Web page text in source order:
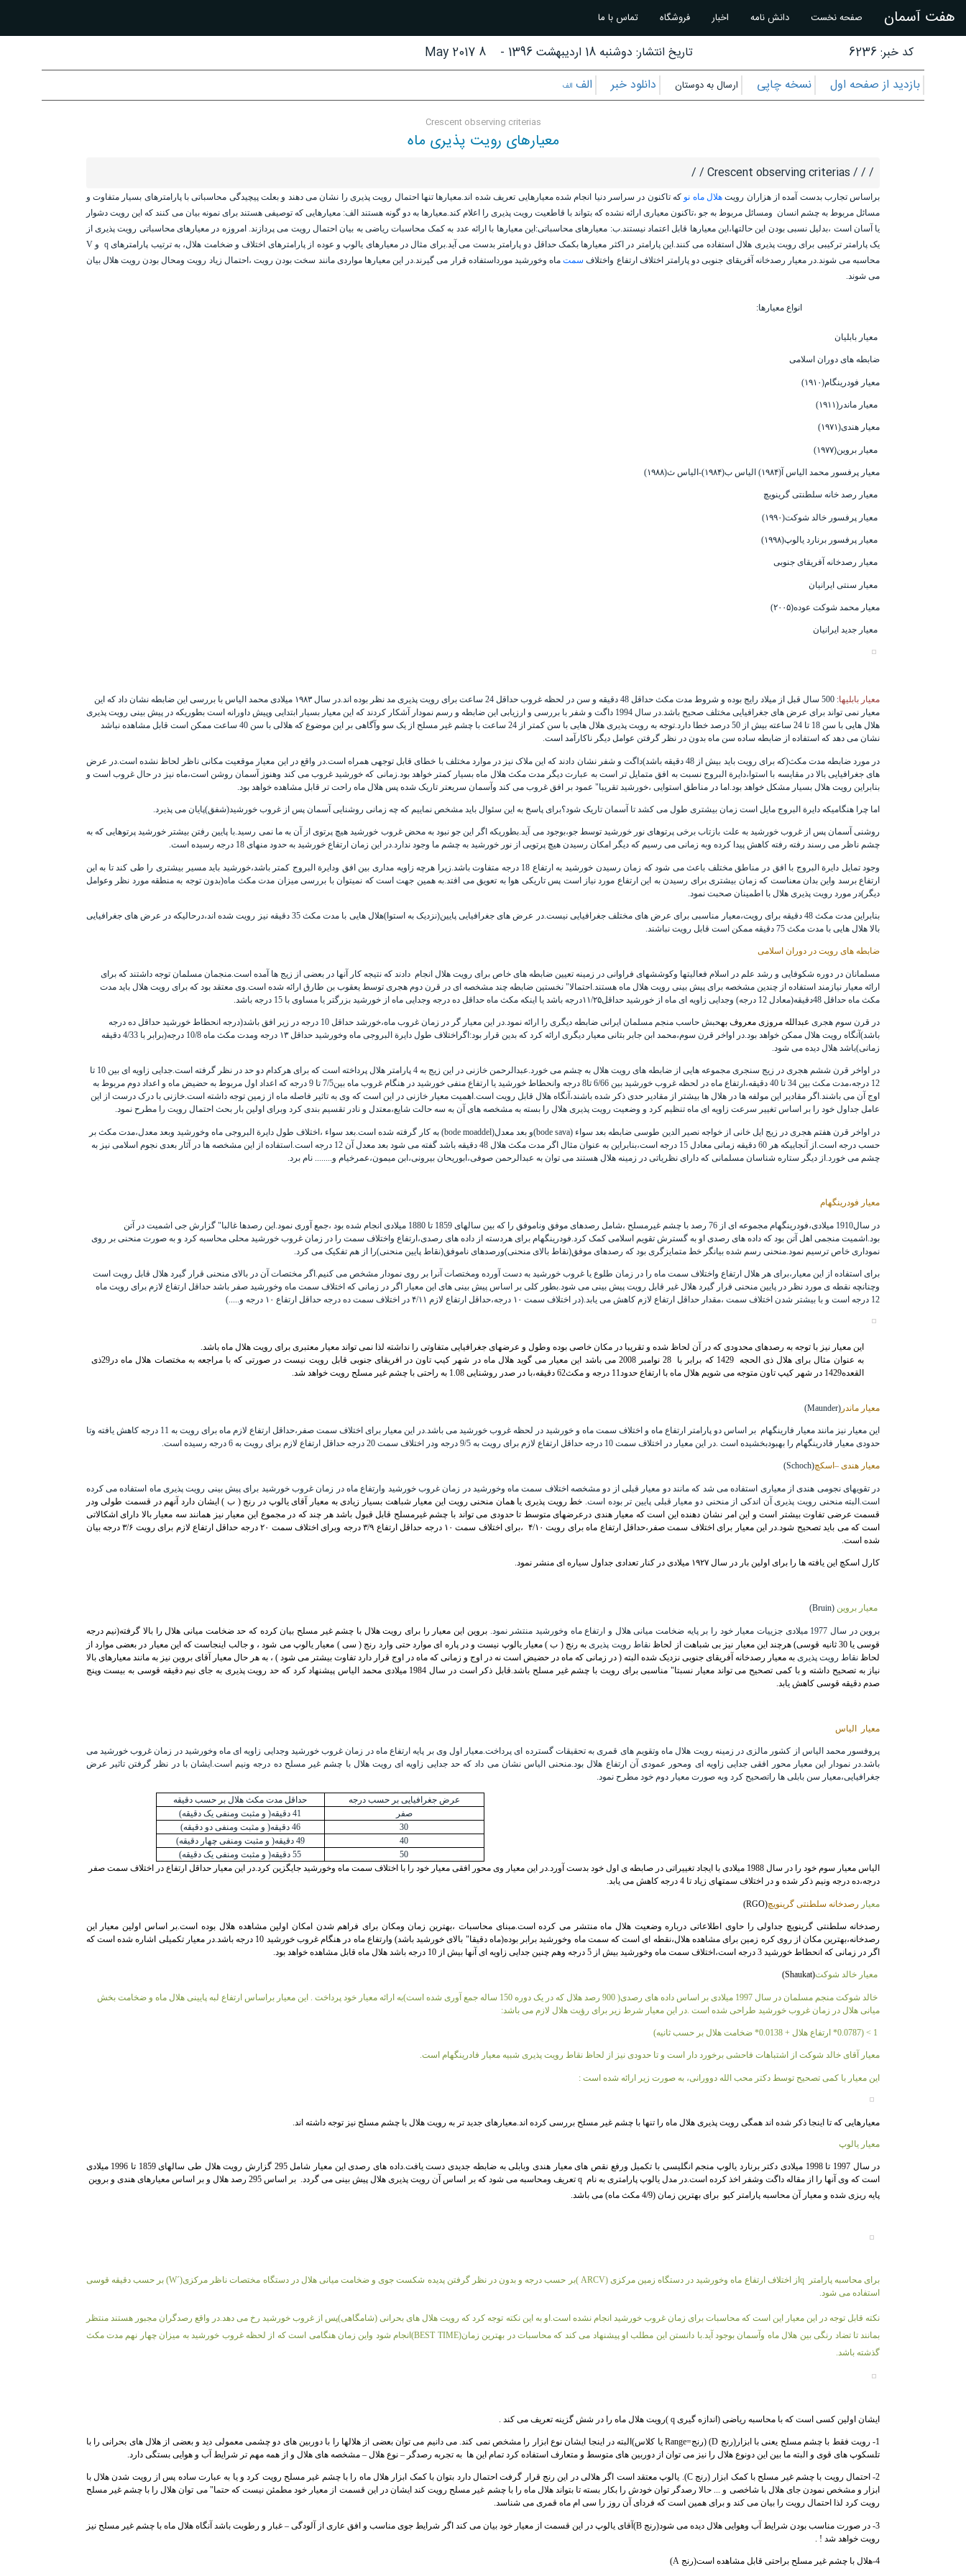
هفت آسمان صفحه نخست دانش نامه اخبار فروشگاه تماس با ما
کد خبر: 6236 تاریخ انتشار: دوشنبه 18 اردیبهشت 1396 -
8 May 2017
بازدید از صفحه اول
نسخه چاپی ارسال به دوستان دانلود خبر الف الف
Crescent observing criterias
معیارهای رویت پذیری ماه
/ / / Crescent observing criterias / /
براساس تجارب بدست آمده از هزاران رویت هلال ماه نو که تاکنون در سراسر دنیا انجام شده معیارهایی تعریف شده اند.معیارها تنها احتمال رویت پذیری را نشان می دهند و بعلت پیچیدگی محاسباتی با پارامترهای بسیار متفاوت و
مسائل مربوط به چشم انسان ومسائل مربوط به جو ،تاکنون معیاری ارائه نشده که بتواند با قاطعیت رویت پذیری را اعلام کند.معیارها به دو گونه هستند الف: معیارهایی که توصیفی هستند برای نمونه بیان می کنند که این رویت دشوار
یا آسان است ،بدلیل نسبی بودن این حالتها،این معیارها قابل اعتماد نیستند.ب: معیارهای محاسباتی:این معیارها با ارائه عدد به کمک محاسبات ریاضی به بیان احتمال رویت می پردازند. امروزه در معیارهای محاسباتی رویت پذیری از
یک پارامتر ترکیبی برای رویت پذیری هلال استفاده می کنند.این پارامتر در اکثر معیارها بکمک حداقل دو پارامتر بدست می آید.برای مثال در معیارهای یالوپو عوده
از پارامترهای اختلاف و ضخامت هلال، به ترتیب پارامترهای q و V
محاسبه می شوند.در معیار رصدخانه آفریقای جنوبی دو پارامتر اختلاف ارتفاع واختلاف سمتماه وخورشید مورداستفاده قرار می گیرند.در این معیارها مواردی مانند سخت بودن رویت ،احتمال زیاد رویت ومحال بودن رویت هلال بیان
می شوند.
انواع معیارها:
معیار بابلیان
ضابطه های دوران اسلامی
معیار فودرینگام(۱۹۱۰)
معیار ماندر(۱۹۱۱)
معیار هندی(۱۹۷۱)
معیار بروین(۱۹۷۷)
معیار پرفسور محمد الیاس آ(۱۹۸۴) الیاس ب(۱۹۸۴)-الیاس ث(۱۹۸۸)
معیار رصد خانه سلطنتی گرینویچ
معیار پرفسور خالد شوکت(۱۹۹۰)
معیار پرفسور برنارد یالوپ(۱۹۹۸)
معیار رصدخانه آفریقای جنوبی
معیار سنتی ایرانیان
معیار محمد شوکت عوده(۲۰۰۵)
معیار جدید ایرانیان
معیار بابلیها: 500 سال قبل از میلاد رایج بوده و شروط مدت مکث حداقل 48 دقیقه و سن در لحظه غروب حداقل 24 ساعت برای رویت پذیری مد نظر بوده اند.در سال ۱۹۸۳ میلادی محمد الیاسبا بررسی این ضابطه نشان داد که این
معیار نمی تواند برای عرض های جغرافیایی مختلف صحیح باشد.در سال 1994
داگتو شفر با بررسی و ارزیابی این ضابطه و رسم نمودار آشکار کردند که این معیار بسیار ابتدایی وپیش داورانه است بطوریکه در پیش بینی رویت پذیری
هلال هایی با سن 18 تا 24 ساعته بیش از 50 درصد خطا دارد.توجه به رویت پذیری هلال هایی با سن کمتر از 24 ساعت با چشم غیر مسلح از یک سو وآگاهی بر این موضوع که هلالی با سن 40 ساعت ممکن است قابل مشاهده نباشد
نشان می دهد که استفاده از ضابطه ساده سن ماه بدون در نظر گرفتن عوامل دیگر ناکارآمد است.
در مورد ضابطه مدت مکث(که برای رویت باید بیش از 48 دقیقه باشد) داگت و شفر نشان دادند که این ملاک نیز در موارد مختلف با خطای قابل توجهی همراه است.در واقع در این معیار موقعیت مکانی ناظر لحاظ نشده است.در عرض
های جغرافیایی بالا در مقایسه با استوا،دایرة البروج نسبت به افق متمایل تر است به عبارت دیگر مدت مکث هلال ماه بسیار کمتر خواهد بود.زمانی که خورشید غروب می کند وهنوز آسمان روشن است،ماه نیز در حال غروب است و
بنابراین رویت هلال بسیار مشکل خواهد بود.اما در مناطق استوایی ،خورشید تقریبا" عمود بر افق غروب می کند وآسمان سریعتر تاریک شده پس هلال ماه راحت تر قابل مشاهده خواهد بود.
اما چرا هنگامیکه دایرة البروج مایل است زمان بیشتری طول می کشد تا آسمان تاریک شود؟برای پاسخ به این سئوال باید مشخص نماییم که چه زمانی روشنایی آسمان پس از غروب خورشید(شفق)پایان می پذیرد.
روشنی آسمان پس از غروب خورشید به علت بازتاب برخی پرتوهای نور خورشید توسط جو،بوجود می آید.بطوریکه اگر این جو نبود به محض غروب خورشید هیچ پرتوی از آن به ما نمی رسید.با پایین رفتن بیشتر خورشید پرتوهایی که به
چشم ناظر می رسند رفته رفته کاهش پیدا کرده وبه زمانی می رسیم که دیگر امکان رسیدن هیچ پرتویی از نور خورشید به چشم ما وجود ندارد.در این زمان ارتفاع خورشید به حدود منهای 18 درجه رسیده است.
وجود تمایل دایرة البروج با افق در مناطق مختلف باعث می شود که زمان رسیدن خورشید به ارتفاع 18 درجه متفاوت باشد.زیرا هرچه زاویه مداری بین افق ودایرة البروج کمتر باشد،خورشید باید مسیر بیشتری را طی کند تا به این
ارتفاع برسد واین بدان معناست که زمان بیشتری برای رسیدن به این ارتفاع مورد نیاز است پس تاریکی هوا به تعویق می افتد.به همین جهت است که نمیتوان با بررسی میزان مدت مکث ماه(بدون توجه به منطقه مورد نظر وعوامل
دیگر)در مورد رویت پذیری هلال با اطمینان صحبت نمود.
بنابراین مدت مکث 48 دقیقه برای رویت،معیار مناسبی برای عرض های مختلف جغرافیایی نیست.در عرض های جغرافیایی پایین(نزدیک به استوا)هلال هایی با مدت مکث 35 دقیقه نیز رویت شده اند،درحالیکه در عرض های جغرافیایی
بالا هلال هایی با مدت مکث 75 دقیقه ممکن است قابل رویت نباشند.
ضابطه های رویت در دوران اسلامی
مسلمانان در دوره شکوفایی و رشد علم در اسلام فعالیتها وکوششهای فراوانی در زمینه تعیین ضابطه های خاص برای رویت هلال انجام دادند که نتیجه کار آنها در بعضی از زیج ها آمده است.منجمان مسلمان توجه داشتند که برای
ارائه معیار نیازمند استفاده از چندین مشخصه برای پیش بینی رویت هلال ماه هستند.احتمالا" نخستین ضابطه چند مشخصه ای در قرن دوم هجری توسط یعقوب بن طارقارائه شده است.وی معتقد بود که برای رویت هلال باید مدت
مکث ماه حداقل 48دقیقه(معادل 12 درجه) وجدایی زاویه ای ماه از خورشید حداقل۱۱/۲۵درجه باشد یا اینکه مکث ماه حداقل ده درجه وجدایی ماه از خورشید بزرگتر یا مساوی با 15 درجه باشد.
در قرن سوم هجری عبدالله مروزی معروف بهحبش حاسب
منجم مسلمان ایرانی ضابطه دیگری را ارائه نمود.در این معیار گر در زمان غروب ماه،خورشد حداقل 10 درجه در زیر افق باشد(درجه انحطاط خورشید حداقل ده درجه
باشد)آنگاه رویت هلال ممکن خواهد بود.در اواخر قرن سوم،محمد ابن جابر بتانی
معیار دیگری ارائه کرد که بدین قرار بود:اگراختلاف طول دایرة البروجی ماه وخورشید حداقل ۱۳ درجه ومدت مکث ماه 10/8 درجه(برابر با 4/33 دقیقه
زمانی)باشد هلال دیده می شود.
در اواخر قرن ششم هجری در زیج سنجری مجموعه هایی از ضابطه های رویت هلال به چشم می خورد.عبدالرحمن خازنی
در این زیج به 4 پارامتر هلال پرداخته است که برای هرکدام دو حد در نظر گرفته است.جدایی زاویه ای بین 10 تا
12 درجه،مدت مکث بین 34 تا 40 دقیقه،ارتفاع ماه در لحظه غروب خورشید بین 6/66 تا8 درجه وانحطاط خورشید یا ارتفاع منفی خورشید در هنگام غروب ماه بین7/5 تا 9 درجه که اعداد اول مربوط به حضیض ماه و اعداد دوم مربوط به
اوج آن می باشند.اگر مقادیر این مولفه ها در هلال ها بیشتر از مقادیر حدی ذکر شده باشند،آنگاه هلال قابل رویت است.اهمیت معیار خازنی در این است که وی به تاثیر فاصله ماه از زمین توجه داشته است.خازنی با درک درست از این
عامل جداول خود را بر اساس تغییر سرعت زاویه ای ماه تنظیم کرد و وضعیت رویت پذیری هلال را بسته به مشخصه های آن به سه حالت شایع،معتدل و نادر تقسیم بندی کرد وبرای اولین بار بحث احتمال رویت را مطرح نمود.
در اواخر قرن هفتم هجری در زیج ایل خانی از خواجه نصیر الدین طوسیضابطه بعد سواء (bode sava)و بعد معدل(bode moaddel) به کار گرفته شده است.بعد سواء ،اختلاف طول دایرة البروجی ماه وخورشید وبعد معدل،مدت مکث بر
حسب درجه است.از آنجاییکه هر 60 دقیقه زمانی معادل 15 درجه است،بنابراین به عنوان مثال اگر مدت مکث هلال 48 دقیقه باشد گفته می شود بعد معدل آن 12 درجه است.استفاده از این مشخصه ها در آثار بعدی نجوم اسلامی نیز به
چشم می خورد.از دیگر ستاره شناسان مسلمانی که دارای نظریاتی در زمینه هلال هستند می توان به عبدالرحمن صوفی،ابوریحان بیرونی،ابن میمون،عمرخیام و........ نام برد.
معیار فودرینگهام
در سال1910 میلادی،فودرینگهام مجموعه ای از 76 رصد با چشم غیرمسلح ،شامل رصدهای موفق وناموفق را که بین سالهای 1859 تا 1880 میلادی انجام شده بود ،جمع آوری نمود.این رصدها غالبا" گزارش جی اشمیت در آتن
بود.اشمیت منجمی اهل آتن بود که داده های رصدی او به گسترش تقویم اسلامی کمک کرد.فودرینگهام برای هردسته از داده های رصدی،ارتفاع واختلاف سمت را در زمان غروب خورشید محلی محاسبه کرد و به صورت منحنی بر روی
نموداری خاص ترسیم نمود.منحنی رسم شده بیانگر خط متمایزگری بود که رصدهای موفق(نقاط بالای منحنی)ورصدهای ناموفق(نقاط پایین منحنی)را از هم تفکیک می کرد.
برای استفاده از این معیار،برای هر هلال ارتفاع واختلاف سمت ماه را در زمان طلوع یا غروب خورشید به دست آورده ومختصات آنرا بر روی نمودار مشخص می کنیم.اگر مختصات آن در بالای منحنی قرار گیرد هلال قابل رویت است
وچنانچه نقطه ی مورد نظر در پایین منحنی قرار گیرد هلال غیر قابل رویت پیش بینی می شود.بطور کلی بر اساس پیش بینی های این معیار اگر در زمانی که اختلاف سمت ماه وخورشید صفر باشد حداقل ارتفاع لازم برای رویت ماه
12 درجه است و با بیشتر شدن اختلاف سمت ،مقدار حداقل ارتفاع لازم کاهش می یابد.(در اختلاف سمت ۱۰ درجه،حداقل ارتفاع لازم ۴/۱۱ در اختلاف سمت ده درجه حداقل ارتفاع ۱۰ درجه و.....)
این معیار نیز با توجه به رصدهای محدودی که در آن لحاظ شده و تقریبا در مکان خاصی بوده وطول و عرضهای جغرافیایی متفاوتی را نداشته لذا نمی تواند معیار معتبری برای رویت هلال ماه باشد.
به عنوان مثال برای هلال ذی الحجه 1429 که برابر با 28 نوامبر 2008 می باشد این معیار می گوید هلال ماه در شهر کیپ تاون در افریقای جنوبی قابل رویت نیست در صورتی که با مراجعه به مختصات هلال ماه در29ذی
القعده1429 در شهر کیپ تاون متوجه می شویم هلال ماه با ارتفاع حدود11 درجه و مکث62 دقیقه،با در صدر روشنایی 1.08 به راحتی با چشم غیر مسلح رویت خواهد شد.
معیار ماندر (Maunder)
این معیار نیز مانند معیار فارینگهام
بر اساس دو پارامتر ارتفاع ماه و اختلاف سمت ماه و خورشید در لحظه غروب خورشید می باشد.در این معیار برای اختلاف سمت صفر،حداقل ارتفاع لازم ماه برای رویت به 11 درجه کاهش یافته وتا
حدودی معیار فادرینگهام را بهبودبخشیده است .در این معیار در اختلاف سمت 10 درجه حداقل ارتفاع لازم برای رویت به 9/5 درجه ودر اختلاف سمت 20 درجه حداقل ارتفاع لازم برای رویت به 6 درجه رسیده است.
معیار هندی –اسکچ(
Schoch
)
در تقویهای نجومی هندی از معیاری استفاده می شد که مانند دو معیار قبلی از دو مشخصه اختلاف سمت ماه وخورشید در زمان غروب خورشید وارتفاع ماه در زمان غروب خورشید برای پیش بینی رویت پذیری ماه استفاده می کرده
است.البته منحنی رویت پذیری آن اندکی از منحنی دو معیار قبلی پایین تر بوده است. خط رویت پذیری یا همان منحنی رویت این معیار شباهت بسیار زیادی به معیار آقای یالوپ در رنج ( ب ) ایشان دارد آنهم در قسمت طولی ودر
قسمت عرضی تفاوت بیشتر است و این امر نشان دهنده این است که معیار هندی درعرضهای متوسط تا حدودی می تواند با چشم غیرمسلح قابل قبول باشد هر چند که در مجموع این معیار نیز همانند سه معیار بالا دارای اشکالاتی
است که می باید تصحیح شود.در این معیار برای اختلاف سمت صفر،حداقل ارتفاع ماه برای رویت ۴/۱۰ ،برای اختلاف سمت ۱۰ درجه حداقل ارتفاع ۳/۹ درجه وبرای اختلاف سمت ۲۰ درجه حداقل ارتفاع لازم برای رویت ۳/۶ درجه بیان
شده است.
کارل اسکچ این یافته ها را برای اولین بار در سال ۱۹۲۷ میلادی در کنار تعدادی جداول سیاره ای منشر نمود.
معیار بروین (
Bruin
)
بروین در سال 1977 میلادی جزییات معیار خود را بر پایه ضخامت میانی هلال و ارتفاع ماه وخورشید منتشر نمود. بروین این معیار را برای رویت هلال با چشم غیر مسلح بیان کرده که حد ضخامت میانی هلال را بالا گرفته(نیم درجه
قوسی یا 30 ثانیه قوسی) هرچند این معیار نیز بی شباهت از لحاظ
نقاط رویت پذیریبه رنج ( ب ) معیار یالوپ نیست و در پاره ای موارد حتی وارد رنج ( سی ) معیار یالوپ می شود ، و جالب اینجاست که این معیار در بعضی موارد از
لحاظ نقاط رویت پذیریبه معیار رصدخانه آفریقای جنوبی نزدیک شده البته ( در زمانی که ماه در حضیض است نه در اوج و زمانی که ماه در اوج قرار دارد تفاوت بیشتر می شود ) ، به هر حال معیار آقای بروین نیز به مانند معیارهای بالا
نیاز به تصحیح داشته و با کمی تصحیح می تواند معیار نسبتا" مناسبی برای رویت با چشم غیر مسلح باشد.قابل ذکر است در سال 1984 میلادی محمد الیاس پیشنهاد کرد که حد رویت پذیری به جای نیم دقیقه قوسی به بیست وپنج
صدم دقیقه قوسی کاهش یابد.
معیار الیاس
پروفسور محمد الیاس از کشور مالزی در زمینه رویت هلال ماه وتقویم های قمری به تحقیقات گسترده ای پرداخت.معیار اول وی بر پایه ارتفاع ماه در زمان غروب خورشید وجدایی زاویه ای ماه وخورشید در زمان غروب خورشید می
باشد.در نمودار این معیار محور افقی جدایی زاویه ای ومحور عمودی آن ارتفاع هلال بود.منحنی الیاس نشان می داد که حد جدایی زاویه ای رویت هلال با چشم غیر مسلح ده درجه ونیم است.ایشان با در نظر گرفتن تاثیر عرض
جغرافیایی،معیار سن بابلی ها راتصحیح کرد وبه صورت معیار دوم خود مطرح نمود.
عرض جغرافیایی بر حسب درجه
حداقل مدت مکث هلال بر حسب دقیقه
صفر
41 دقیقه( و مثبت ومنفی یک دقیقه)
30
46 دقیقه( و مثبت ومنفی دو دقیقه)
40
49 دقیقه( و مثبت ومنفی چهار دقیقه)
50
55 دقیقه( و مثبت ومنفی یک دقیقه)
الیاس معیار سوم خود را در سال 1988 میلادی با ایجاد تغییراتی در صابطه ی اول خود بدست آورد.در این معیار وی محور افقی معیار خود را با اختلاف سمت ماه وخورشید جایگزین کرد.در این معیار حداقل ارتفاع در اختلاف سمت صفر
درجه،ده درجه ونیم ذکر شده و در اختلاف سمتهای زیاد تا 4 درجه کاهش می یابد.
معیار رصدخانه سلطنتی گرینویچ(RGO)
رصدخانه سلطنتی گرینویچ جداولی را حاوی اطلاعاتی درباره وضعیت هلال ماه منتشر می کرده است.مبنای محاسبات ،بهترین زمان ومکان برای فراهم شدن امکان اولین مشاهده هلال بوده است.بر اساس اولین معیار این
رصدخانه،بهترین مکان از روی کره زمین برای مشاهده هلال،نقطه ای است که سمت ماه وخورشید برابر بوده(ماه دقیقا" بالای خورشید باشد) وارتفاع ماه در هنگام غروب خورشید 10 درجه باشد.در معیار تکمیلی اشاره شده است که
اگر در زمانی که انحطاط خورشید 3 درجه است،اختلاف سمت ماه وخورشید بیش از 5 درجه وهم چنین جدایی زاویه ای آنها بیش از 10 درجه باشد هلال ماه قابل مشاهده خواهد بود.
معیار خالد شوکت(S
haukat)
خالد شوکت منجم مسلمان در سال 1997 میلادی بر اساس داده های رصدی( 900 رصد هلال که در یک دوره 150 ساله جمع آوری شده است)به ارائه معیار خود پرداخت . این معیار براساس ارتفاع لبه پایینی هلال ماه و ضخامت بخش
میانی هلال در زمان غروب خورشید طراحی شده است .در این معیار شرط زیر برای رؤیت هلال لازم می باشد:
1
> (0.0787* ارتفاع هلال + 0.0138* ضخامت هلال بر حسب ثانیه)
معیار آقای خالد شوکت از اشتباهات فاحشی برخورد دار است و تا حدودی نیز از لحاظ نقاط رویت پذیری شبیه معیار فادرینگهام است.
این معیار با کمی تصحیح توسط دکتر محب الله دوورانی، به صورت زیر ارائه شده است:
معیارهایی که تا اینجا ذکر شده اند همگی رویت پذیری هلال ماه را تنها با چشم غیر مسلح بررسی کرده اند.معیارهای جدید تر به رویت هلال با چشم مسلح نیز توجه داشته اند.
معیار یالوپ
در سال 1997 تا 1998 میلادی دکتر برنارد یالوپ منجم انگلیسی با تکمیل ورفع نقص های معیار هندی وبابلی به ضابطه جدیدی دست یافت.داده های رصدی این معیار شامل 295 گزارش رویت هلال طی سالهای 1859 تا 1996 میلادی
است که وی آنها را از مقاله داگت وشفر اخذ کرده است.در مدل یالوپ پارامتری به نام q تعریف ومحاسبه می شود که بر اساس آن رویت پذیری هلال پیش بینی می گردد. بر اساس 295 رصد هلال و بر اساس معیارهای هندی و بروین
پایه ریزی شده و معیار آن محاسبه پارامتر کیو برای بهترین زمان (4/9 مکث ماه) می باشد.
برای محاسبه پارامتر q از اختلاف ارتفاع ماه وخورشید در دستگاه زمین مرکزی (ARCV )بر حسب درجه و بدون در نظر گرفتن پدیده شکست جوی و ضخامت میانی هلال در دستگاه مختصات ناظر مرکزی(W´) بر حسب دقیقه قوسی
استفاده می شود.
نکته قابل توجه در این معیار این است که محاسبات برای زمان غروب خورشید انجام نشده است.او به این نکته توجه کرد که رویت هلال های بحرانی (شامگاهی)پس از غروب خورشید رخ می دهد.در واقع رصدگران مجبور هستند منتظر
بمانند تا تضاد رنگی بین هلال ماه وآسمان بوجود آید.با دانستن این مطلب او پیشنهاد می کند که محاسبات در بهترین زمان(BEST TIME)انجام شود واین زمان هنگامی است که از لحظه غروب خورشید به میزان چهار نهم مدت مکث
گذشته باشد.
ایشان اولین کسی است که با محاسبه ریاضی (اندازه گیریq
)رویت هلال ماه را در شش گزینه تعریف می کند .
1- رویت فقط با چشم مسلح یعنی با ابزار(رنج D) (رنج=Rangeیا کلاس)البته در اینجا ایشان نوع ابزار را مشخص نمی کند. می دانیم می توان بعضی از هلالها را با دوربین های دو چشمی معمولی دید و بعضی از هلال های بحرانی را با
تلسکوپ های قوی و البته ما بین این دونوع هلال را نیز می توان از دوربین های متوسط و متعارف استفاده کرد تمام این ها به تجربه رصدگر – نوع هلال – مشخصه های هلال و از همه مهم تر شرایط آب و هوایی بستگی دارد.
2- احتمال رویت با چشم غیر مسلح با کمک ابزار (رنج C
). یالوپ معتقد است اگر هلالی در این رنج قرار گرفت احتمال دارد بتوان با کمک ابزار هلال ماه را با چشم غیر مسلح رویت کرد و یا به عبارت ساده پس از رویت شدن هلال با
ابزار و مشخص نمودن جای هلال با شاخصی و ... حالا رصدگر توان خودش را بکار بسته تا بتواند هلال ماه را با چشم غیر مسلح رویت کند ایشان در این قسمت از معیار خود مطمئن نیست که حتما" می توان هلال را با چشم غیر مسلح
رویت کرد لذا احتمال رویت را بیان می کند و برای همین است که فردای آن روز را سی ام ماه قمری می شناسد.
3- در صورت مناسب بودن شرایط آب وهوایی هلال دیده می شود(رنج B
)آقای یالوپ در این قسمت از معیار خود بیان می کند اگر شرایط جوی مناسب و افق عاری از آلودگی – غبار و رطوبت باشد آنگاه هلال ماه با چشم غیر مسلح نیز
رویت خواهد شد ! .
4-هلال با چشم غیر مسلح براحتی قابل مشاهده است(رنج A
)